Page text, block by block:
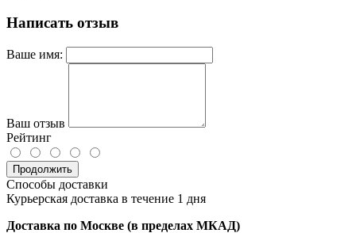
Написать отзыв
Ваше имя:
Ваш отзыв
Рейтинг
Продолжить
Способы доставки
Курьерская доставка в течение 1 дня
Доставка по Москве (в пределах МКАД)